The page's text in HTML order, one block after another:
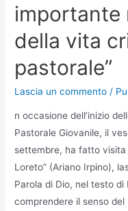
importante
della vita
pastorale”
Lascia un commento /
n occasione dell’inizio
Pastorale Giovanile, il
settembre, ha fatto visita
Loreto” (Ariano Irpino),
Parola di Dio, nel testo di
comprendere il senso